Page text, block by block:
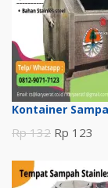
Kontainer
Rp132 Harga
adalah:
Rp 123
ini